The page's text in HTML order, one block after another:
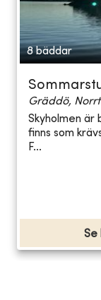
8 bäddar
Gräddö,
Skyholmen är
finns som
F...
Se